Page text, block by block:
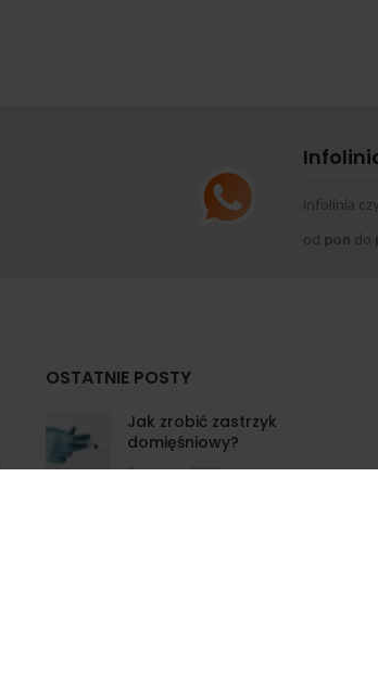
infolinia
od pon do
OSTATNIE POSTY
Jak zrobić zastrzyk
domięśniowy?
3 czerwca 2024